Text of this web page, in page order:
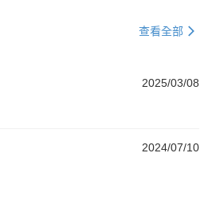
查看全部
2025/03/08
2024/07/10